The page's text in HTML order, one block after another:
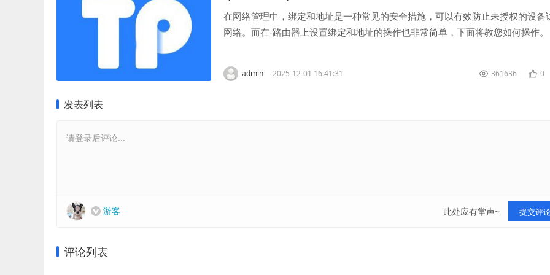
在网络管理中，绑定和地址是一种常见的安全措施，可以有效防止未授权的设备
网络。而在-路由器上设置绑定和地址的操作也非常简单，下面将教您如何操作
admin 2025-12-01 16:41:31 361636 0
发表列表
请登录后评论...
游客 此处应有掌声~ 提交评
评论列表